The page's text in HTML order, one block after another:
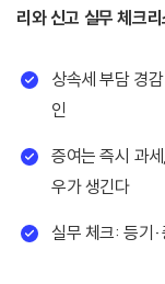
리와 신고 실무 체크
상속세 부담 경
인
증여는 즉시 과
우가 생긴다
실무 체크: 등기